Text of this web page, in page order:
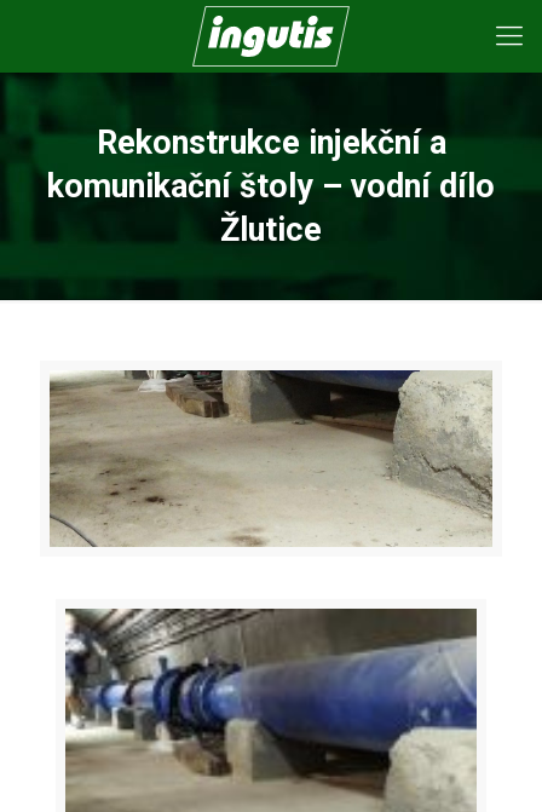
Rekonstrukce injekční a
komunikační štoly – vodní dílo
Žlutice